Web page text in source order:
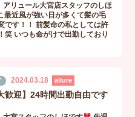
アリュール大宮店スタッフのしほ
最近風が強い日が多くて髪の毛
です！！ 前髪命の私としては許
笑 いつも命がけで出勤しており
2024.03.18 allure
歓迎】24時間出勤自由です